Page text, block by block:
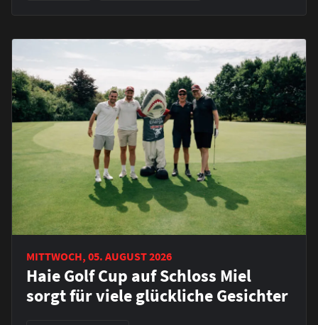
MITTWOCH, 05. AUGUST 2026
Haie Golf Cup auf Schloss Miel
sorgt für viele glückliche Gesichter